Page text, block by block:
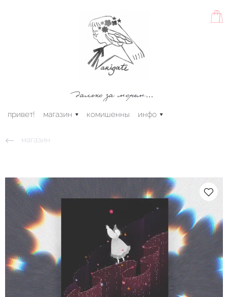
далеко за морем...
привет! магазин комишенны инфо
магазин